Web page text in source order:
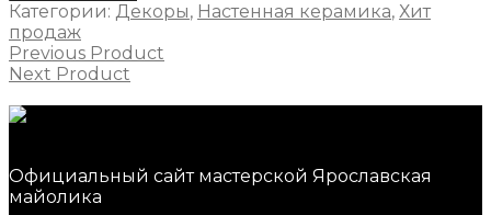
Категории: Декоры, Настенная керамика, Хит
продаж
Previous Product
Next Product
Официальный сайт мастерской Ярославская
майолика